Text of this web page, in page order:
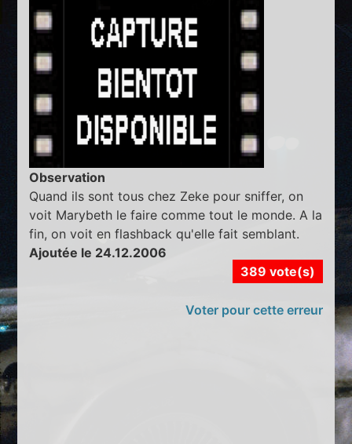
Observation
Quand ils sont tous chez Zeke pour sniffer, on
voit Marybeth le faire comme tout le monde. A la
fin, on voit en flashback qu'elle fait semblant.
Ajoutée le 24.12.2006
389 vote(s)
Voter pour cette erreur